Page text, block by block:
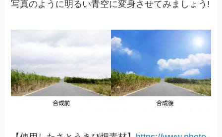
写真のように明るい青空に変身させてみましょう!